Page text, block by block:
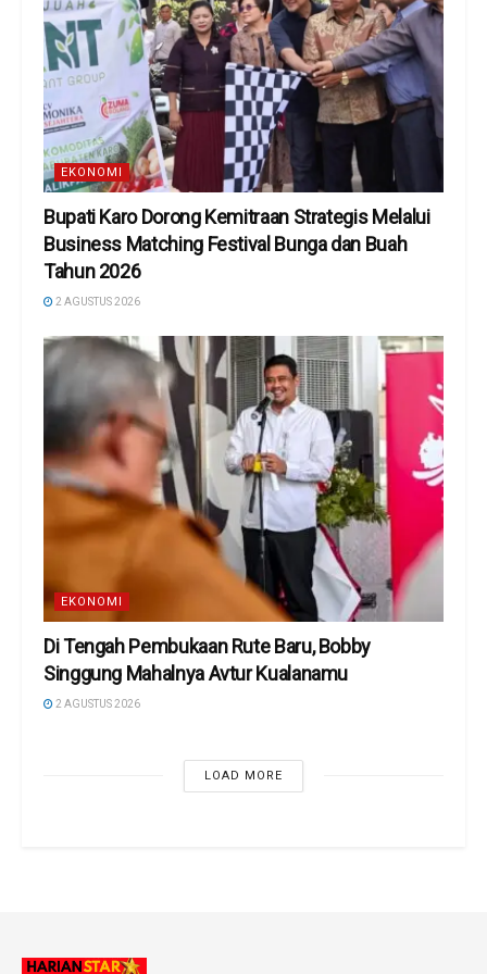
EKONOMI
Bupati Karo Dorong Kemitraan Strategis Melalui
Business Matching Festival Bunga dan Buah
Tahun 2026
2 AGUSTUS 2026
EKONOMI
Di Tengah Pembukaan Rute Baru, Bobby
Singgung Mahalnya Avtur Kualanamu
2 AGUSTUS 2026
LOAD MORE